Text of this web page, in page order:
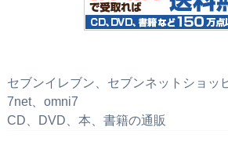
セブンイレブン、セブンネットショッ
7net、omni7
CD、DVD、本、書籍の通販